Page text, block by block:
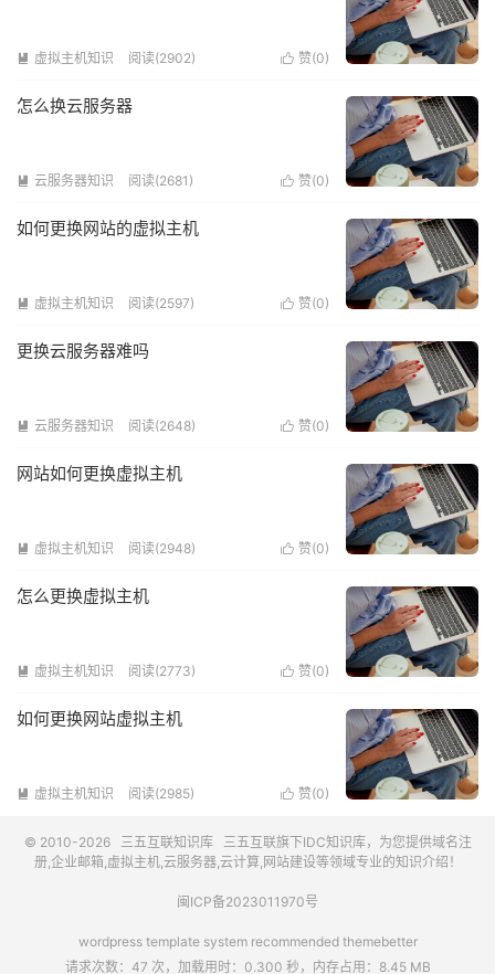
 虚拟主机知识 阅读(2902)  赞(0)
怎么换云服务器
 云服务器知识 阅读(2681)  赞(0)
如何更换网站的虚拟主机
 虚拟主机知识 阅读(2597)  赞(0)
更换云服务器难吗
 云服务器知识 阅读(2648)  赞(0)
网站如何更换虚拟主机
 虚拟主机知识 阅读(2948)  赞(0)
怎么更换虚拟主机
 虚拟主机知识 阅读(2773)  赞(0)
如何更换网站虚拟主机
 虚拟主机知识 阅读(2985)  赞(0)
© 2010-2026 三五互联知识库 三五互联旗下IDC知识库，为您提供域名注
册,企业邮箱,虚拟主机,云服务器,云计算,网站建设等领域专业的知识介绍！
闽ICP备2023011970号
wordpress template system recommended themebetter
请求次数：47 次，加载用时：0.300 秒，内存占用：8.45 MB